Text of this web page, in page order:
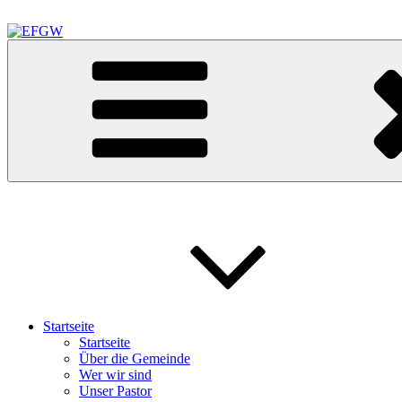
Inhalt
springen
Evangelisch Freikirchliche Gemeinde Waldkraiburg
Startseite
Startseite
Über die Gemeinde
Wer wir sind
Unser Pastor